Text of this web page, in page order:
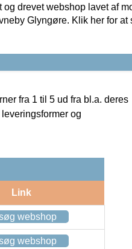
drevet webshop lavet af
Glyngøre. Klik her for at
fra 1 til 5 ud fra bl.a. deres
og
Link
webshop
webshop